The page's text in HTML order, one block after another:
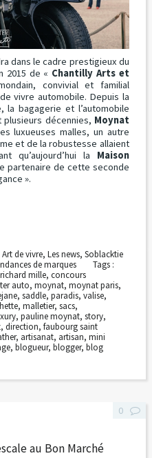
dans le cadre prestigieux du
2015 de « Chantilly Arts et
convivial et familial
vivre automobile. Depuis la
bagagerie et l’automobile
décennies, Moynat
luxueuses malles, un autre
et de la robustesse allaient
qu’aujourd’hui la Maison
partenaire de cette seconde
».
Art de vivre, Les news, Soblacktie
de marques
Tags :
richard mille, concours
auto, moynat, moynat paris,
, saddle, paradis, valise,
, malletier, sacs,
, pauline moynat, story,
, direction, faubourg saint
, artisanat, artisan, mini
, blogueur, blogger, blog
au Bon Marché
0